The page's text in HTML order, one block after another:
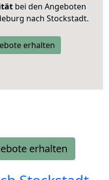
bei den Angeboten
nach Stockstadt.
erhalten
erhalten